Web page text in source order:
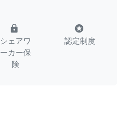
lock
シェアワ
ーカー保
険
stars
認定制度